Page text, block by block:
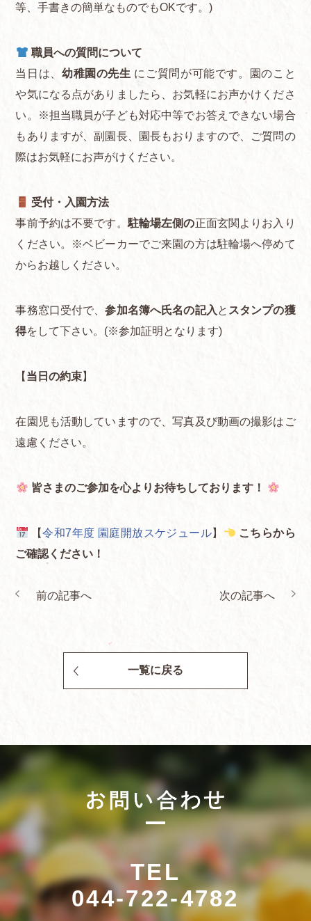
等、手書きの簡単なものでもOKです。)
職員への質問について
当日は、 幼稚園の先生 にご質問が可能です。園のこと
や気になる点がありましたら、お気軽にお声かけくださ
い。※担当職員が子ども対応中等でお答えできない場合
もありますが、副園長、園長もおりますので、ご質問の
際はお気軽にお声がけください。
受付・入園方法
事前予約は不要です。 駐輪場左側の正面玄関よりお入り
ください。※ベビーカーでご来園の方は駐輪場へ停めて
からお越しください。
事務窓口受付で、参加名簿へ氏名の記入 と スタンプの獲
得をして下さい。(※参加証明となります)
【 当日の約束】
在園児も活動していますので、写真及び動画の撮影はご
遠慮ください。
皆さまのご参加を心よりお待ちしております！
【令和7年度 園庭開放スケジュール】
こちらから
ご確認ください！
前の記事へ 次の記事へ
一覧に戻る
TEL
044-722-4782